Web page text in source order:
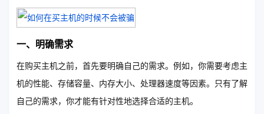
一、明确需求
在购买主机之前，首先要明确自己的需求。例如，你需要考虑主
机的性能、存储容量、内存大小、处理器速度等因素。只有了解
自己的需求，你才能有针对性地选择合适的主机。